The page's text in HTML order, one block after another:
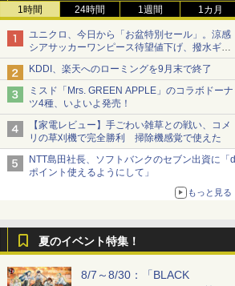
1時間 24時間 1週間 1カ月
ユニクロ、今日から「お盆特別セール」。涼感
シアサッカーワンピース待望値下げ、撥水ギア
ショーツは1990円に
KDDI、楽天へのローミングを9月末で終了
ミスド「Mrs. GREEN APPLE」のコラボドーナ
ツ4種、いよいよ発売！
【家電レビュー】手ごわい雑草との戦い、コメ
リの草刈機で完全勝利 掃除機感覚で使えた
NTT島田社長、ソフトバンクのセブン出資に「d
ポイント使えるようにして」
もっと見る
夏のイベント特集！
8/7～8/30：「BLACK